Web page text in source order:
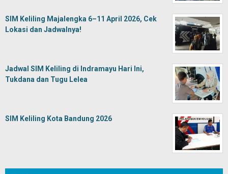
SIM Keliling Majalengka 6–11 April 2026, Cek
Lokasi dan Jadwalnya!
Jadwal SIM Keliling di Indramayu Hari Ini,
Tukdana dan Tugu Lelea
SIM Keliling Kota Bandung 2026